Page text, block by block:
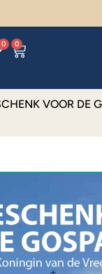
0 0
VOOR DE